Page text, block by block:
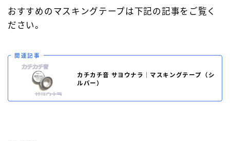
おすすめのマスキングテープは下記の記事をご覧く
ださい。
関連記事
カチカチ音 サヨウナラ｜マスキングテープ（シ
ルバー）